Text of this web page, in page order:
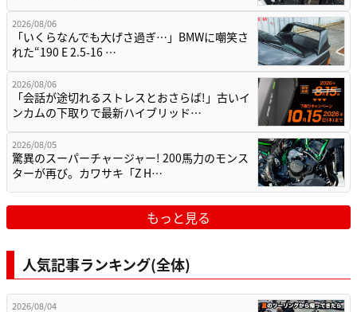
2026/08/06
「いくらなんでも大げさ過ぎ…」BMWに嘲笑さ
れた“190 E 2.5-16 …
2026/08/06
「会話が途切れるストレスとおさらば!」古いイ
ンカムの下取りで最新ハイブリッド…
2026/08/05
驚異のスーパーチャージャー! 200馬力のモンス
ターが再び。カワサキ「Z H…
もっと見る
人気記事ランキング(全体)
2026/08/04